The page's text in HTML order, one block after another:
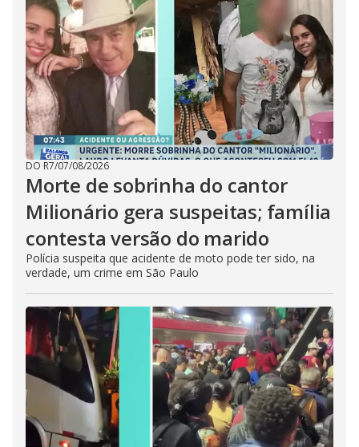
DO R7/07/08/2026
Morte de sobrinha do cantor
Milionário gera suspeitas; família
contesta versão do marido
Polícia suspeita que acidente de moto pode ter sido, na
verdade, um crime em São Paulo